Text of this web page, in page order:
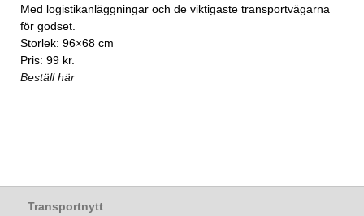
Med logistikanläggningar och de viktigaste transportvägarna
för godset.
Storlek: 96×68 cm
Pris: 99 kr.
Beställ här
Transportnytt